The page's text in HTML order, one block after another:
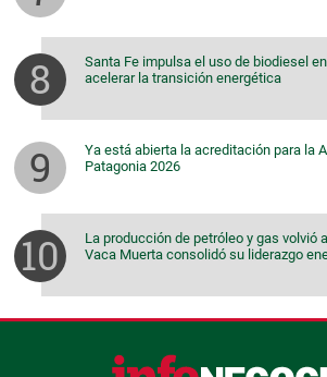
Santa Fe impulsa el uso de biodiesel
acelerar la transición energética
Ya está abierta la acreditación para la
Patagonia 2026
La producción de petróleo y gas volvió
Vaca Muerta consolidó su liderazgo